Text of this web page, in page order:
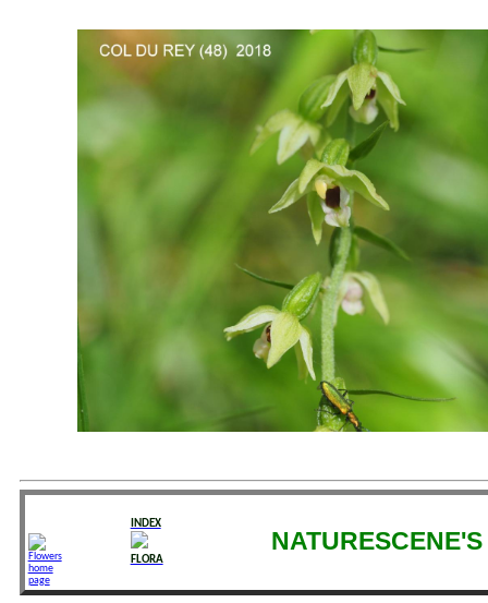
INDEX
FLORA